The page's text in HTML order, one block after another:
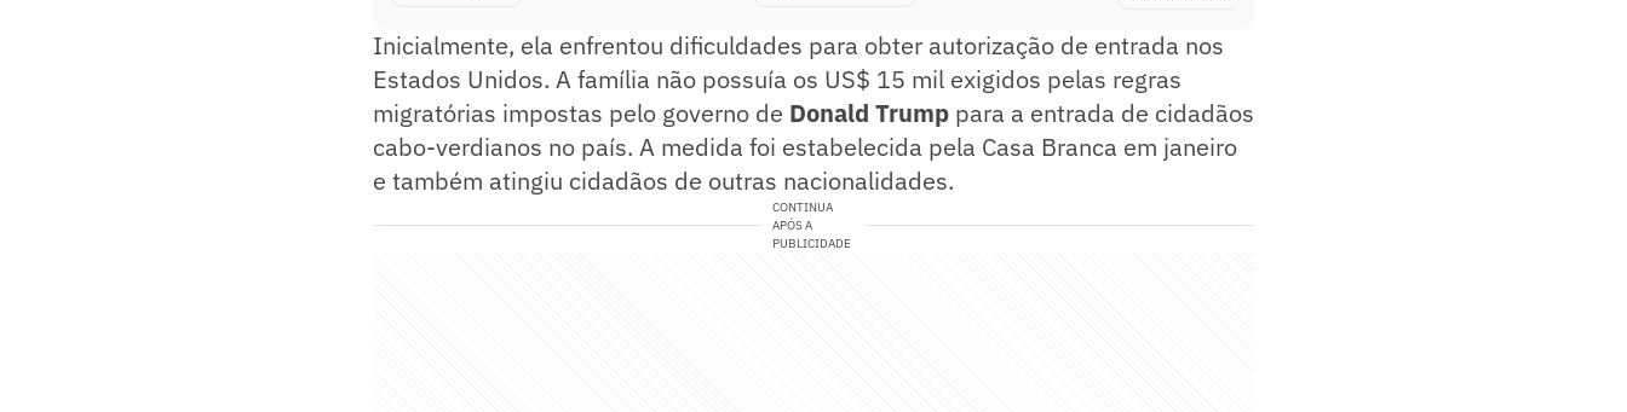
Inicialmente, ela enfrentou dificuldades para obter autorização de entrada nos
Estados Unidos. A família não possuía os US$ 15 mil exigidos pelas regras
migratórias impostas pelo governo de Donald Trump para a entrada de cidadãos
cabo-verdianos no país. A medida foi estabelecida pela Casa Branca em janeiro
e também atingiu cidadãos de outras nacionalidades.
CONTINUA
APÓS A
PUBLICIDADE